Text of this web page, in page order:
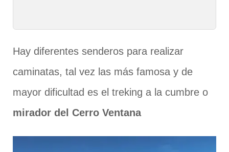
Hay diferentes senderos para realizar
caminatas, tal vez las más famosa y de
mayor dificultad es el treking a la cumbre o
mirador del Cerro Ventana